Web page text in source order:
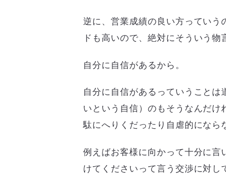
逆に、営業成績の良い方っていう
ドも高いので、絶対にそういう物
自分に自信があるから。
自分に自信があるっていうこと
いという自信）のもそうなんだ
駄にへりくだったり自虐的になら
例えばお客様に向かって十分に言
けてくださいって言う交渉に対し